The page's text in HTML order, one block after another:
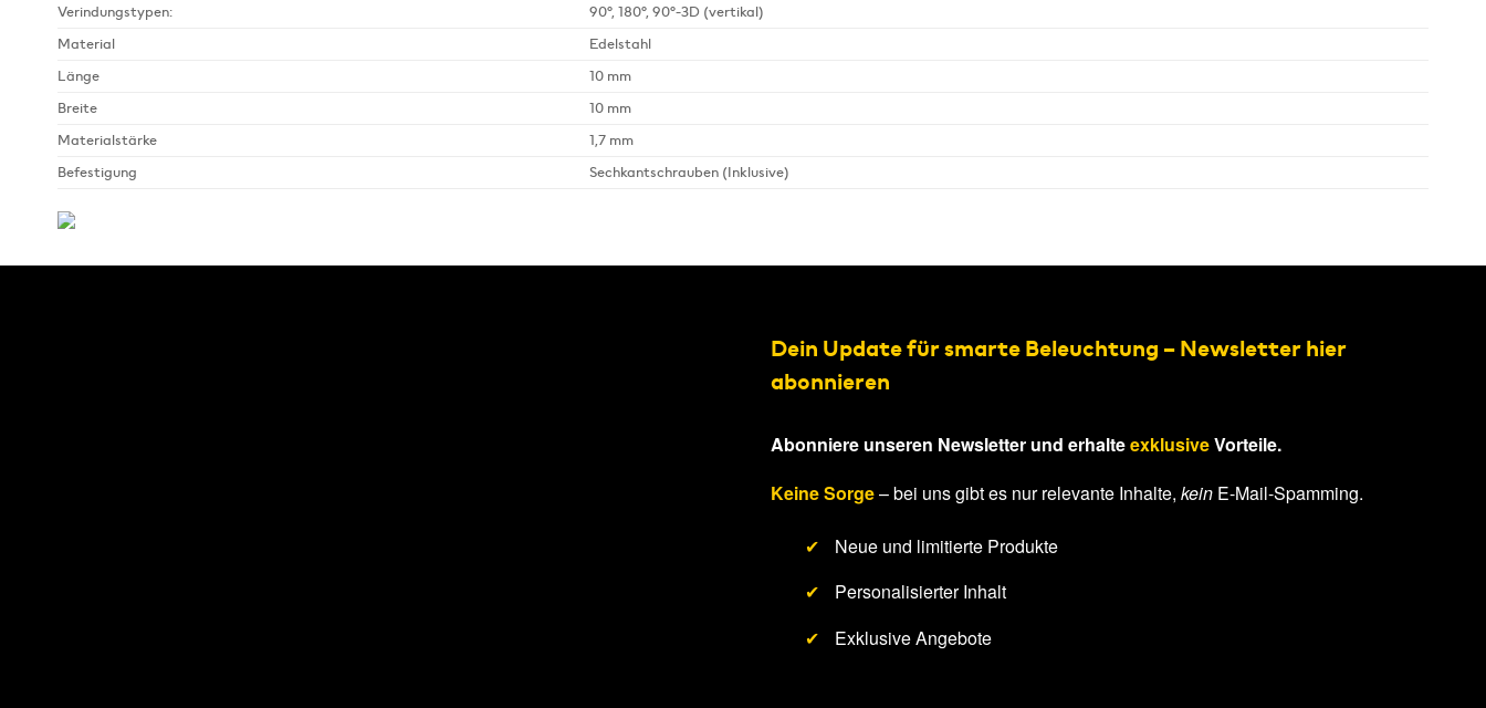
Verindungstypen:
90°, 180°, 90°-3D (vertikal)
Material
Edelstahl
Länge
10 mm
Breite
10 mm
Materialstärke
1,7 mm
Befestigung
Sechkantschrauben (Inklusive)
Dein Update für smarte Beleuchtung – Newsletter hier
abonnieren
Abonniere unseren Newsletter und erhalteexklusiveVorteile.
Keine Sorge– bei uns gibt es nur relevante Inhalte, kein E-Mail-Spamming.
✔
Neue und limitierte Produkte
✔
Personalisierter Inhalt
✔
Exklusive Angebote